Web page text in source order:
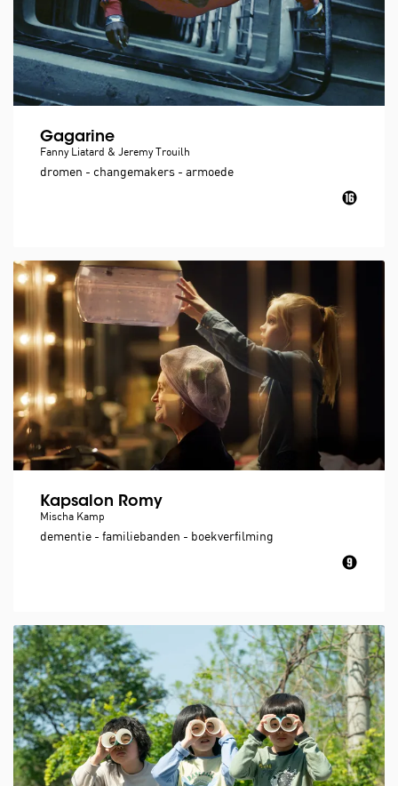
Gagarine
Fanny Liatard & Jeremy Trouilh
dromen - changemakers - armoede
Kapsalon Romy
Mischa Kamp
dementie - familiebanden - boekverfilming